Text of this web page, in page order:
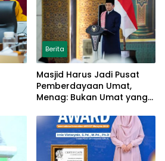
Berita
Masjid Harus Jadi Pusat
Pemberdayaan Umat,
Menag: Bukan Umat yang